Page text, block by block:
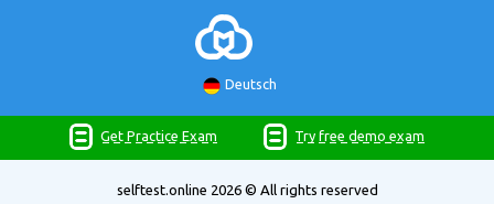
Deutsch
Get Practice Exam Try free demo exam
selftest.online 2026 © All rights reserved